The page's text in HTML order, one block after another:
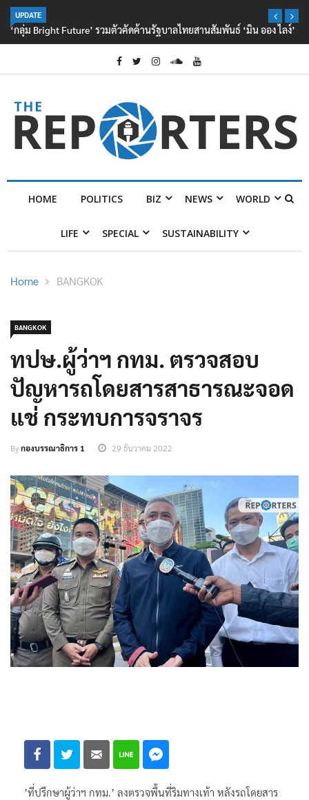
UPDATE
‘กลุ่ม Bright Future’ รวมตัวคัดค้านรัฐบาลไทยสานสัมพันธ์ ‘มิน ออง ไลง์’
HOME POLITICS BIZ NEWS WORLD
LIFE SPECIAL SUSTAINABILITY
Home BANGKOK
BANGKOK
ทปษ.ผู้ว่าฯ กทม. ตรวจสอบ
ปัญหารถโดยสารสาธารณะจอด
แช่ กระทบการจราจร
Byกองบรรณาธิการ 1 29 ธันวาคม 2022
’ที่ปรึกษาผู้ว่าฯ กทม.’ ลงตรวจพื้นที่ริมทางเท้า หลังรถโดยสาร